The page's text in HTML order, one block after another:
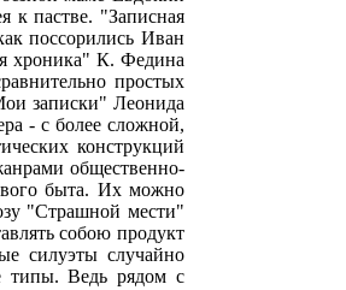
к пастве. "Записная
поссорились Иван
хроника" К. Федина
простых
записки" Леонида
- с более сложной,
конструкций
общественно-
быта. Их можно
"Страшной мести"
собою продукт
силуэты случайно
типы. Ведь рядом с